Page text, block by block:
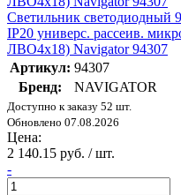
Светильник светодиодный
IP20 универс. рассеив.
ЛВО4х18) Navigator 94307
Артикул: 94307
Бренд:
NAVIGATOR
Доступно к заказу 52 шт.
Обновлено 07.08.2026
Цена:
2 140.15 руб. / шт.
-